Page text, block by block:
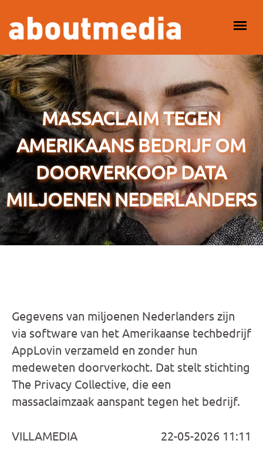
HOOFDMENU
MASSACLAIM TEGEN
AMERIKAANS BEDRIJF OM
DOORVERKOOP DATA
MILJOENEN NEDERLANDERS
Gegevens van miljoenen Nederlanders zijn
via software van het Amerikaanse techbedrijf
AppLovin verzameld en zonder hun
medeweten doorverkocht. Dat stelt stichting
The Privacy Collective, die een
massaclaimzaak aanspant tegen het bedrijf.
VILLAMEDIA 22-05-2026 11:11